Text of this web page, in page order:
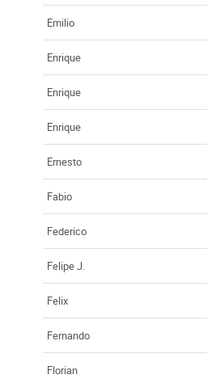
Emilio
Enrique
Enrique
Enrique
Ernesto
Fabio
Federico
Felipe J.
Felix
Fernando
Florian